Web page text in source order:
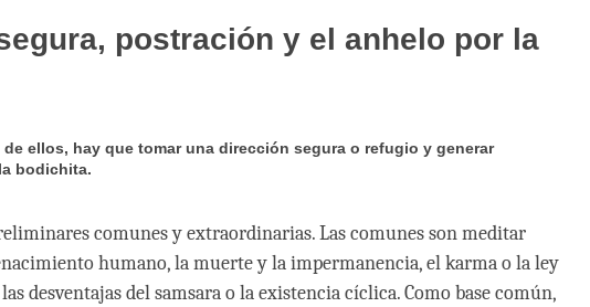
postración y el anhelo por la
de ellos, hay que tomar una dirección segura o refugio y generar
bodichita.
comunes y extraordinarias. Las comunes son meditar
humano, la muerte y la impermanencia, el karma o la ley
desventajas del samsara o la existencia cíclica. Como base común,